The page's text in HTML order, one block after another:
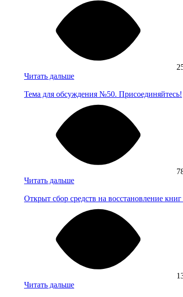
Читать дальше
Тема для обсуждения №50. Присоединяйтесь!
Читать дальше
Открыт сбор средств на восстановление
Читать дальше